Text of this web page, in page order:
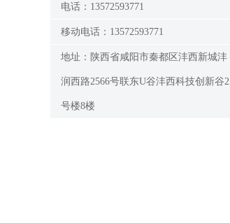
电话：13572593771
移动电话：13572593771
地址：陕西省咸阳市秦都区沣西新城沣
润西路2566号联东U谷沣西科技创新谷2
号楼8楼